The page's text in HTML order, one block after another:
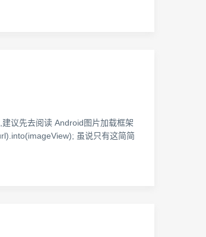
议先去阅读 Android图片加载框架
虽说只有这简简